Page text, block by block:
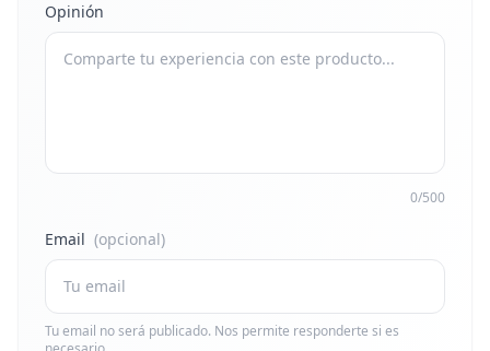
Opinión
0/500
Email (opcional)
Tu email no será publicado. Nos permite responderte si es